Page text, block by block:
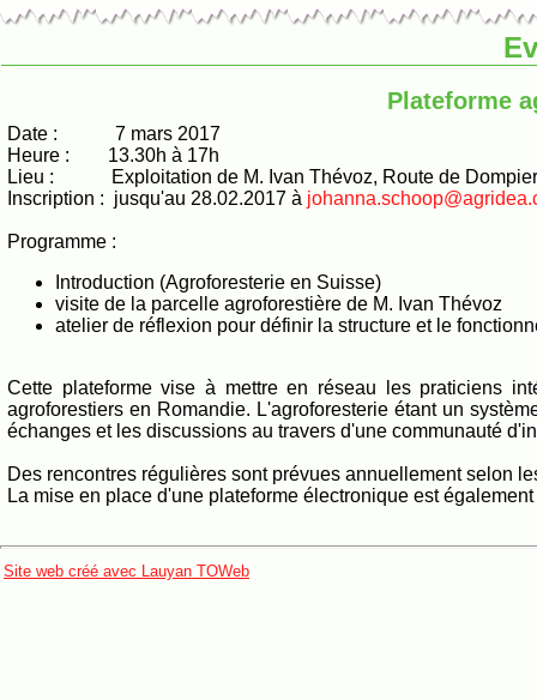
Plateforme
Date : 7 mars 2017
Heure : 13.30h à 17h
Lieu : Exploitation de M. Ivan Thévoz, Route de
Inscription : jusqu'au 28.02.2017 à
Programme :
Introduction (Agroforesterie en Suisse)
visite de la parcelle agroforestière de M. Ivan Thévoz
atelier de réflexion pour définir la structure et le
Cette plateforme vise à mettre en réseau les praticiens
agroforestiers en Romandie. L'agroforesterie étant un
échanges et les discussions au travers d'une communauté
Des rencontres régulières sont prévues annuellement selon
La mise en place d'une plateforme électronique est
Site web créé avec Lauyan TOWeb